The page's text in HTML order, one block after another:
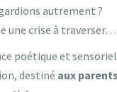
autrement ?
une crise à
poétique et
destiné aux